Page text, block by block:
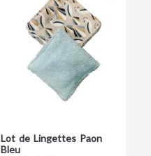
Lot de Lingettes Paon
Bleu